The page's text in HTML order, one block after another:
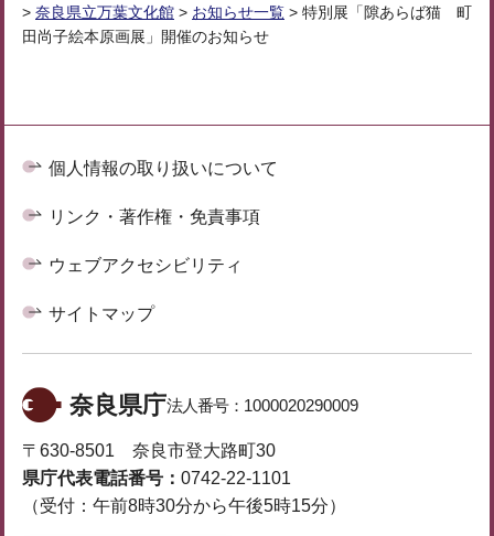
> 奈良県立万葉文化館 > お知らせ一覧 > 特別展「隙あらば猫 町
田尚子絵本原画展」開催のお知らせ
個人情報の取り扱いについて
リンク・著作権・免責事項
ウェブアクセシビリティ
サイトマップ
奈良県庁法人番号： 1000020290009
〒630-8501 奈良市登大路町30
県庁代表電話番号： 0742-22-1101
（受付：午前8時30分から午後5時15分）